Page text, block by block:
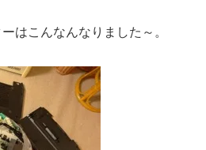
はこんなんなりました～。